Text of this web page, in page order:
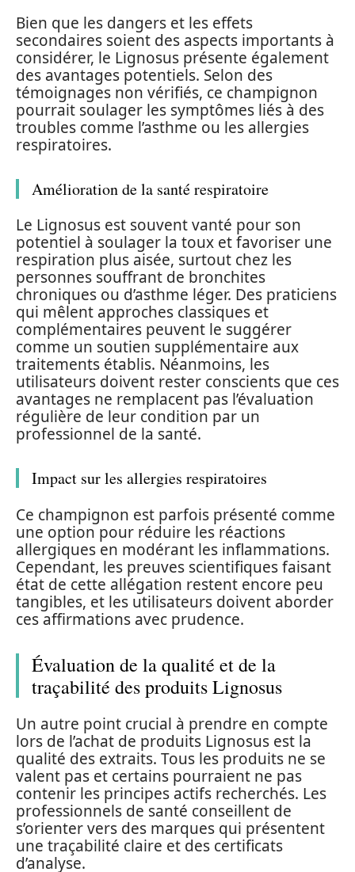
Bien que les dangers et les effets
secondaires soient des aspects importants à
considérer, le Lignosus présente également
des avantages potentiels. Selon des
témoignages non vérifiés, ce champignon
pourrait soulager les symptômes liés à des
troubles comme l’asthme ou les allergies
respiratoires.
Amélioration de la santé respiratoire
Le Lignosus est souvent vanté pour son
potentiel à soulager la toux et favoriser une
respiration plus aisée, surtout chez les
personnes souffrant de bronchites
chroniques ou d’asthme léger. Des praticiens
qui mêlent approches classiques et
complémentaires peuvent le suggérer
comme un soutien supplémentaire aux
traitements établis. Néanmoins, les
utilisateurs doivent rester conscients que ces
avantages ne remplacent pas l’évaluation
régulière de leur condition par un
professionnel de la santé.
Impact sur les allergies respiratoires
Ce champignon est parfois présenté comme
une option pour réduire les réactions
allergiques en modérant les inflammations.
Cependant, les preuves scientifiques faisant
état de cette allégation restent encore peu
tangibles, et les utilisateurs doivent aborder
ces affirmations avec prudence.
Évaluation de la qualité et de la
traçabilité des produits Lignosus
Un autre point crucial à prendre en compte
lors de l’achat de produits Lignosus est la
qualité des extraits. Tous les produits ne se
valent pas et certains pourraient ne pas
contenir les principes actifs recherchés. Les
professionnels de santé conseillent de
s’orienter vers des marques qui présentent
une traçabilité claire et des certificats
d’analyse.